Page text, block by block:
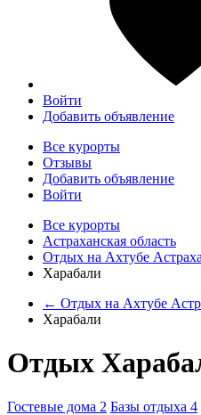
Войти
Добавить объявление
Все курорты
Отзывы
Добавить объявление
Войти
Все курорты
Астраханская область
Отдых на Ахтубе
Харабали
← Отдых на Ахтубе
Харабали
Отдых
Гостевые дома 2 Базы отдыха 4